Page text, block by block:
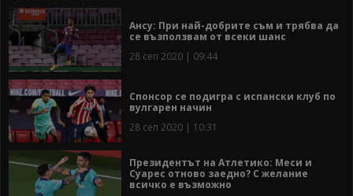
Ансу: При най-добрите съм и трябва да
се възползвам от всеки шанс
28 сеп 2020 | 09:44
Спонсор се подигра с испански клуб по
вулгарен начин
28 сеп 2020 | 10:31
Президентът на Атлетико: Меси и
Суарес отново заедно? С желание
всичко е възможно